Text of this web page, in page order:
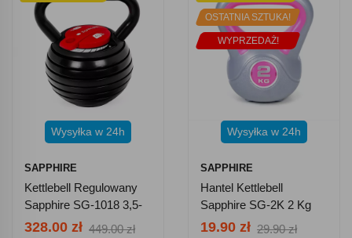
Wysyłka w 24h
SAPPHIRE
Kettlebell Regulowany
Sapphire SG-1018 3,5-
18 Kg
328.00 zł 449.00 zł
OSTATNIA SZTUKA!
WYPRZEDAŻ!
Wysyłka w 24h
SAPPHIRE
Hantel Kettlebell
Sapphire SG-2K 2 Kg
19.90 zł 29.90 zł